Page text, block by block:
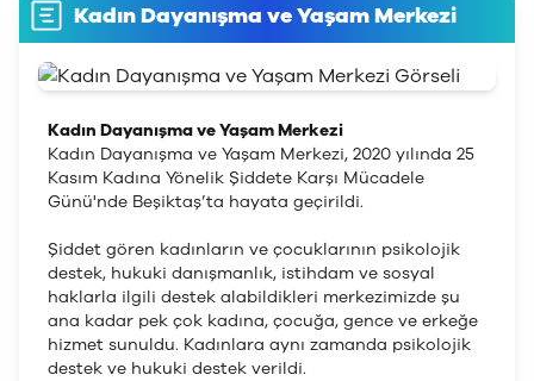
Kadın Dayanışma ve Yaşam Merkezi
Kadın Dayanışma ve Yaşam Merkezi
Kadın Dayanışma ve Yaşam Merkezi, 2020 yılında 25
Kasım Kadına Yönelik Şiddete Karşı Mücadele
Günü'nde Beşiktaş’ta hayata geçirildi.
Şiddet gören kadınların ve çocuklarının psikolojik
destek, hukuki danışmanlık, istihdam ve sosyal
haklarla ilgili destek alabildikleri merkezimizde şu
ana kadar pek çok kadına, çocuğa, gence ve erkeğe
hizmet sunuldu. Kadınlara aynı zamanda psikolojik
destek ve hukuki destek verildi.